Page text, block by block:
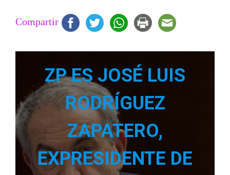
Compartir
ZP ES JOSÉ LUIS
RODRÍGUEZ
ZAPATERO,
EXPRESIDENTE DE